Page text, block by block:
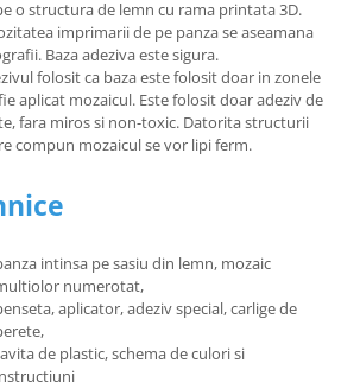
o structura de lemn cu rama printata 3D.
imprimarii de pe panza se aseamana
Baza adeziva este sigura.
folosit ca baza este folosit doar in zonele
aplicat mozaicul. Este folosit doar adeziv de
fara miros si non-toxic. Datorita structurii
compun mozaicul se vor lipi ferm.
intinsa pe sasiu din lemn, mozaic
numerotat,
aplicator, adeziv special, carlige de
de plastic, schema de culori si